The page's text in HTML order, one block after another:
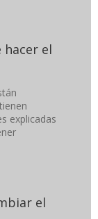
hacer el
explicadas
el